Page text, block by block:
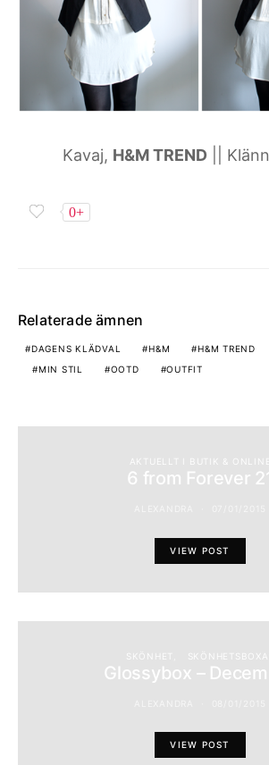
Kavaj, H&M TREND ||
0+
Relaterade ämnen
DAGENS KLÄDVAL H&M H&M TREND
MIN STIL
OOTD OUTFIT
AKTUELLT I BUTIK & ONLINE
6 from Forever
VIEW POST
SKÖNHET
Glossybox –
VIEW POST